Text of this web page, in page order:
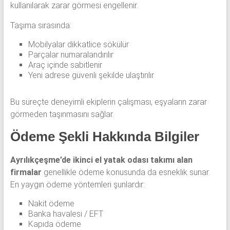
kullanılarak zarar görmesi engellenir.
Taşıma sırasında:
Mobilyalar dikkatlice sökülür
Parçalar numaralandırılır
Araç içinde sabitlenir
Yeni adrese güvenli şekilde ulaştırılır
Bu süreçte deneyimli ekiplerin çalışması, eşyaların zarar
görmeden taşınmasını sağlar.
Ödeme Şekli Hakkında Bilgiler
Ayrılıkçeşme’de ikinci el yatak odası takımı alan
firmalar genellikle ödeme konusunda da esneklik sunar.
En yaygın ödeme yöntemleri şunlardır:
Nakit ödeme
Banka havalesi / EFT
Kapıda ödeme